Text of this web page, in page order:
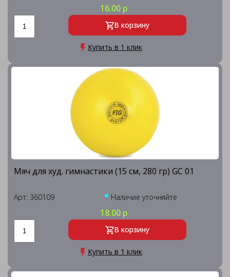
16.00 р
В корзину
Купить в 1 клик
Мяч для худ. гимнастики (15 см, 280 гр) GC 01
Арт: 360109 Наличие уточняйте
18.00 р
В корзину
Купить в 1 клик